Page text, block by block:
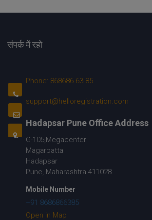
संपर्क में रहो
Phone: 868686 63 85
support@helloregistration.com
Hadapsar Pune Office Address
G-105,Megacenter
Magarpatta
Hadapsar
Pune, Maharashtra 411028
Mobile Number
+91 8686866385
Open in Map